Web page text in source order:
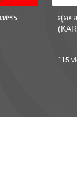
พชร
สุดย
115